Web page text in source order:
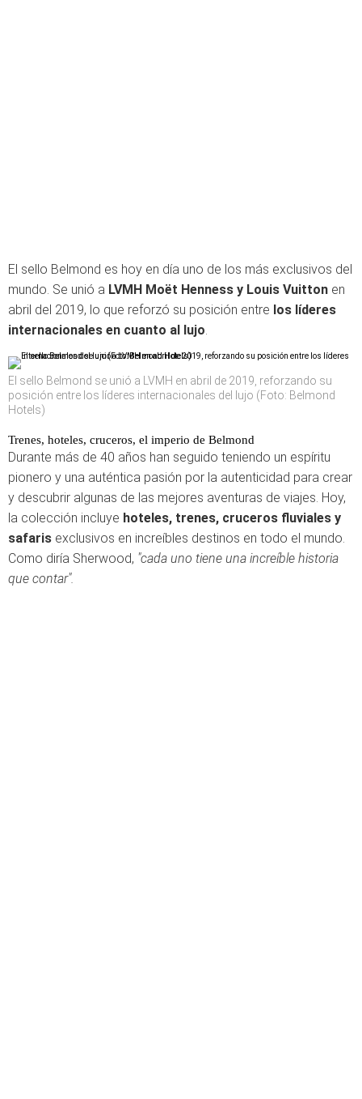
El sello Belmond es hoy en día uno de los más exclusivos del
mundo. Se unió a LVMH Moët Henness y Louis Vuitton en
abril del 2019, lo que reforzó su posición entre los líderes
internacionales en cuanto al lujo.
El sello Belmond se unió a LVMH en abril de 2019, reforzando su
posición entre los líderes internacionales del lujo (Foto: Belmond
Hotels)
Trenes, hoteles, cruceros, el imperio de Belmond
Durante más de 40 años han seguido teniendo un espíritu
pionero y una auténtica pasión por la autenticidad para crear
y descubrir algunas de las mejores aventuras de viajes. Hoy,
la colección incluye hoteles, trenes, cruceros fluviales y
safaris exclusivos en increíbles destinos en todo el mundo.
Como diría Sherwood, "cada uno tiene una increíble historia
que contar".